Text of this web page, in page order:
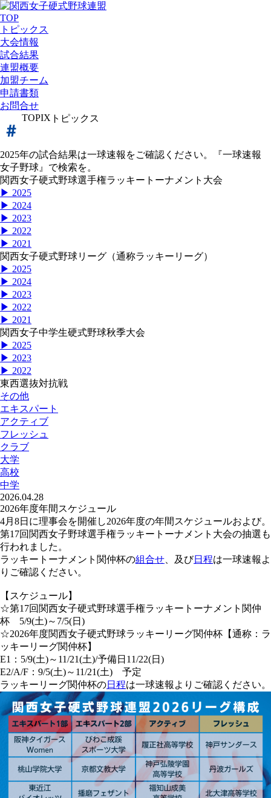
TOP
トピックス
大会情報
試合結果
連盟概要
加盟チーム
申請書類
お問合せ
TOPIX トピックス
2025年の試合結果は一球速報をご確認ください。『一球速報
女子野球』で検索を。
関西女子硬式野球選手権ラッキートーナメント大会
▶ 2025
▶ 2024
▶ 2023
▶ 2022
▶ 2021
関西女子硬式野球リーグ（通称ラッキーリーグ）
▶ 2025
▶ 2024
▶ 2023
▶ 2022
▶ 2021
関西女子中学生硬式野球秋季大会
▶ 2025
▶ 2023
▶ 2022
東西選抜対抗戦
その他
エキスパート
アクティブ
フレッシュ
クラブ
大学
高校
中学
2026.04.28
2026年度年間スケジュール
4月8日に理事会を開催し2026年度の年間スケジュールおよび。
第17回関西女子野球選手権ラッキートーナメント大会の抽選も
行われました。
ラッキートーナメント関仲杯の組合せ 、及び日程は一球速報よ
りご確認ください。
【スケジュール】
☆第17回関西女子硬式野球選手権ラッキートーナメント関仲
杯 5/9(土)～7/5(日)
☆2026年度関西女子硬式野球ラッキーリーグ関仲杯【通称：ラ
ッキーリーグ関仲杯】
E1：5/9(土)～11/21(土)/予備日11/22(日)
E2/A/F：9/5(土)～11/21(土) 予定
ラッキーリーグ関仲杯の日程は一球速報よりご確認ください。